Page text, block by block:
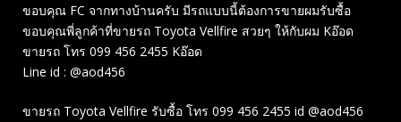
ขอบคุณ FC จากทางบ้านครับ มีรถแบบนี้ต้องการขายผมรับซื้อ
ขอบคุณพี่ลูกค้าที่ขายรถ Toyota Vellfire สวยๆ ให้กับผม Kอ๊อด
ขายรถ โทร 099 456 2455 Kอ๊อด
Line id : @aod456
ขายรถ Toyota Vellfire รับซื้อ โทร 099 456 2455 id @aod456